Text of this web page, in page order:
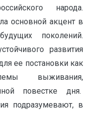
народа.
основной акцент в
поколений.
развития
ее постановки как
выживания,
повестке дня.
подразумевают, в